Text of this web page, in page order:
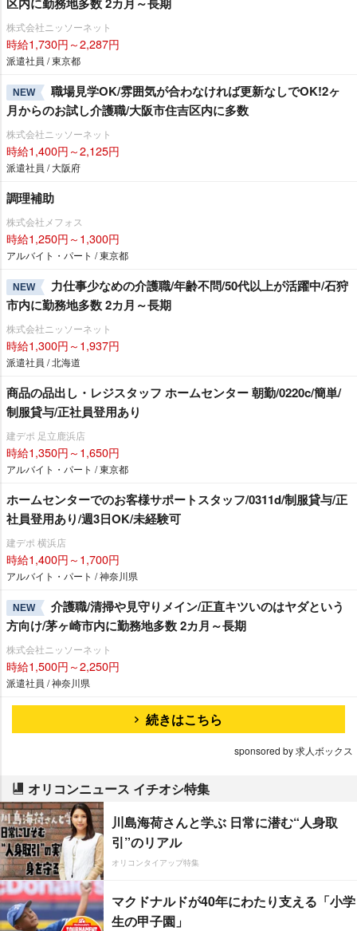
株式会社ニッソーネット
時給1,730円～2,287円
派遣社員 / 東京都
NEW
職場見学OK/雰囲気が合わなければ更新なしでOK!2ヶ
月からのお試し介護職/大阪市住吉区内に多数
株式会社ニッソーネット
時給1,400円～2,125円
派遣社員 / 大阪府
調理補助
株式会社メフォス
時給1,250円～1,300円
アルバイト・パート / 東京都
NEW
力仕事少なめの介護職/年齢不問/50代以上が活躍中/石狩
市内に勤務地多数 2カ月～長期
株式会社ニッソーネット
時給1,300円～1,937円
派遣社員 / 北海道
商品の品出し・レジスタッフ ホームセンター 朝勤/0220c/簡単/
制服貸与/正社員登用あり
建デポ 足立鹿浜店
時給1,350円～1,650円
アルバイト・パート / 東京都
ホームセンターでのお客様サポートスタッフ/0311d/制服貸与/正
社員登用あり/週3日OK/未経験可
建デポ 横浜店
時給1,400円～1,700円
アルバイト・パート / 神奈川県
NEW
介護職/清掃や見守りメイン/正直キツいのはヤダという
方向け/茅ヶ崎市内に勤務地多数 2カ月～長期
株式会社ニッソーネット
時給1,500円～2,250円
派遣社員 / 神奈川県
続きはこちら
sponsored by 求人ボックス
オリコンニュース イチオシ特集
川島海荷さんと学ぶ 日常に潜む“人身取
引”のリアル
オリコンタイアップ特集
マクドナルドが40年にわたり支える「小学
生の甲子園」